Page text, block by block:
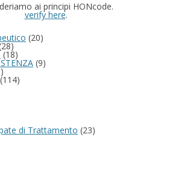
ai principi HONcode.
verify here.
(20)
(18)
(9)
(114)
di Trattamento (23)